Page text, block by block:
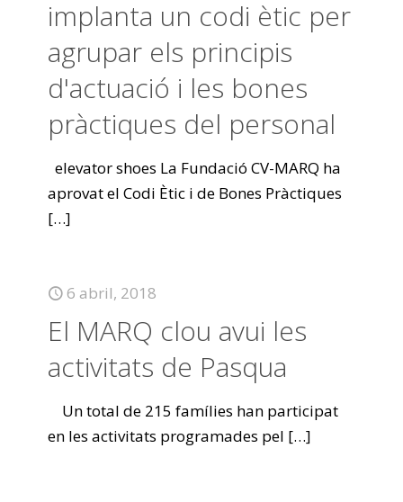
implanta un codi ètic per
agrupar els principis
d'actuació i les bones
pràctiques del personal
elevator shoes La Fundació CV-MARQ ha
aprovat el Codi Ètic i de Bones Pràctiques
[…]
6 abril, 2018
El MARQ clou avui les
activitats de Pasqua
Un total de 215 famílies han participat
en les activitats programades pel […]